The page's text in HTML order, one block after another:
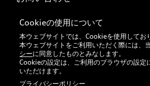
マイページ
特定商取引法に基づく表記
Audi正規ディーラー検索
Cookieの使用について
本ウェブサイトでは、Cookieを使用してお
本ウェブサイトをご利用いただく際には、
シーに同意したものとみなします。
Cookieの設定は、ご利用のブラウザの設定
いただけます。
プライバシーポリシー